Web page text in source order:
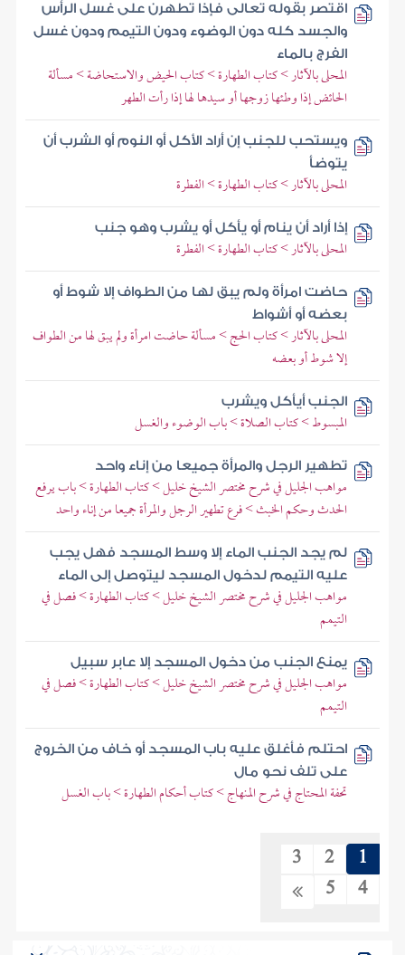
اقتصر بقوله تعالى فإذا تطهرن على غسل الرأس
والجسد كله دون الوضوء ودون التيمم ودون غسل
الفرج بالماء
المحلى بالآثار > كتاب الطهارة > كتاب الحيض والاستحاضة > مسألة
الحائض إذا وطئها زوجها أو سيدها لها إذا رأت الطهر
ويستحب للجنب إن أراد الأكل أو النوم أو الشرب أن
يتوضأ
المحلى بالآثار > كتاب الطهارة > الفطرة
إذا أراد أن ينام أو يأكل أو يشرب وهو جنب
المحلى بالآثار > كتاب الطهارة > الفطرة
حاضت امرأة ولم يبق لها من الطواف إلا شوط أو
بعضه أو أشواط
المحلى بالآثار > كتاب الحج > مسألة حاضت امرأة ولم يبق لها من الطواف
إلا شوط أو بعضه
الجنب أيأكل ويشرب
المبسوط > كتاب الصلاة > باب الوضوء والغسل
تطهير الرجل والمرأة جميعا من إناء واحد
مواهب الجليل في شرح مختصر الشيخ خليل > كتاب الطهارة > باب يرفع
الحدث وحكم الخبث > فرع تطهير الرجل والمرأة جميعا من إناء واحد
لم يجد الجنب الماء إلا وسط المسجد فهل يجب
عليه التيمم لدخول المسجد ليتوصل إلى الماء
مواهب الجليل في شرح مختصر الشيخ خليل > كتاب الطهارة > فصل في
التيمم
يمنع الجنب من دخول المسجد إلا عابر سبيل
مواهب الجليل في شرح مختصر الشيخ خليل > كتاب الطهارة > فصل في
التيمم
احتلم فأغلق عليه باب المسجد أو خاف من الخروج
على تلف نحو مال
تحفة المحتاج في شرح المنهاج > كتاب أحكام الطهارة > باب الغسل
1
2
3
4
5